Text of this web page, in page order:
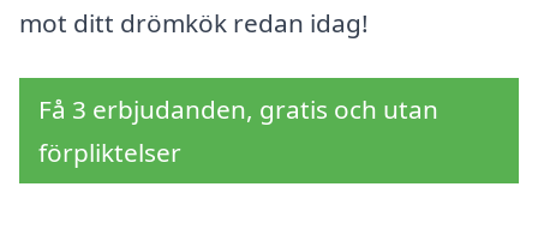
mot ditt drömkök redan idag!
Få 3 erbjudanden, gratis och utan
förpliktelser